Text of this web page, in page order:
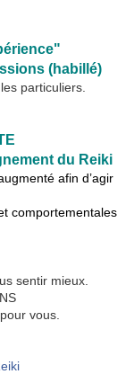
(habillé)
particuliers.
du Reiki
afin d’agir
comportementales
sentir mieux.
vous.